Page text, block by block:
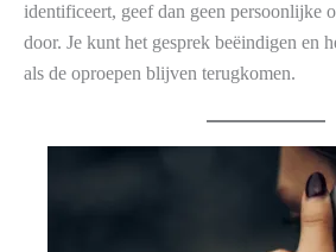
identificeert, geef dan geen persoonlijke
door. Je kunt het gesprek beëindigen en
als de oproepen blijven terugkomen.